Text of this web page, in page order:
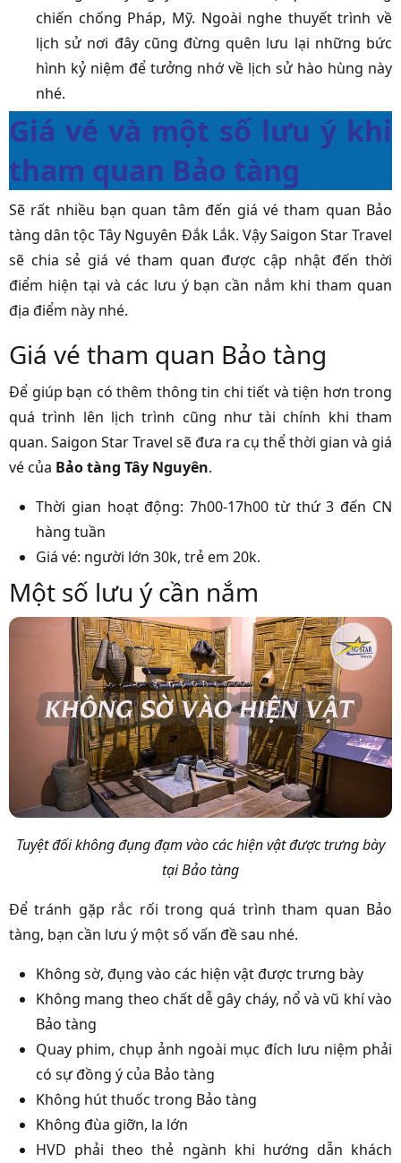
chiến chống Pháp, Mỹ. Ngoài nghe thuyết trình về
lịch sử nơi đây cũng đừng quên lưu lại những bức
hình kỷ niệm để tưởng nhớ về lịch sử hào hùng này
nhé.
Giá vé và một số lưu ý khi
tham quan Bảo tàng
Sẽ rất nhiều bạn quan tâm đến giá vé tham quan Bảo
tàng dân tộc Tây Nguyên Đắk Lắk. Vậy Saigon Star Travel
sẽ chia sẻ giá vé tham quan được cập nhật đến thời
điểm hiện tại và các lưu ý bạn cần nắm khi tham quan
địa điểm này nhé.
Giá vé tham quan Bảo tàng
Để giúp bạn có thêm thông tin chi tiết và tiện hơn trong
quá trình lên lịch trình cũng như tài chính khi tham
quan. Saigon Star Travel sẽ đưa ra cụ thể thời gian và giá
vé của Bảo tàng Tây Nguyên.
Thời gian hoạt động: 7h00-17h00 từ thứ 3 đến CN
hàng tuần
Giá vé: người lớn 30k, trẻ em 20k.
Một số lưu ý cần nắm
Tuyệt đối không đụng đạm vào các hiện vật được trưng bày
tại Bảo tàng
Để tránh gặp rắc rối trong quá trình tham quan Bảo
tàng, bạn cần lưu ý một số vấn đề sau nhé.
Không sờ, đụng vào các hiện vật được trưng bày
Không mang theo chất dễ gây cháy, nổ và vũ khí vào
Bảo tàng
Quay phim, chụp ảnh ngoài mục đích lưu niệm phải
có sự đồng ý của Bảo tàng
Không hút thuốc trong Bảo tàng
Không đùa giỡn, la lớn
HVD phải theo thẻ ngành khi hướng dẫn khách